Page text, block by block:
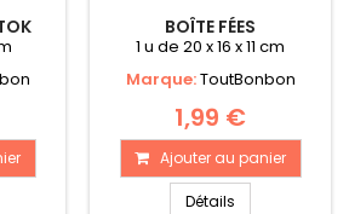
BOÎTE FÉES
1 u de 20 x 16 x 11 cm
Marque:ToutBonbon
1,99 €
Ajouter au panier
Détails